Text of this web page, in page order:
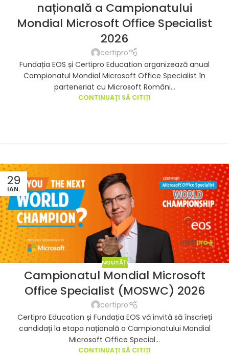
națională a Campionatului
Mondial Microsoft Office Specialist
2026
certipro
Fundația EOS și Certipro Education organizează anual
Campionatul Mondial Microsoft Office Specialist în
parteneriat cu Microsoft Români...
CONTINUAȚI SĂ CITIȚI
29
IAN.
NOUTĂȚI
Campionatul Mondial Microsoft
Office Specialist (MOSWC) 2026
certipro
Certipro Education și Fundația EOS vă invită să înscrieți
candidați la etapa națională a Campionatului Mondial
Microsoft Office Special...
CONTINUAȚI SĂ CITIȚI